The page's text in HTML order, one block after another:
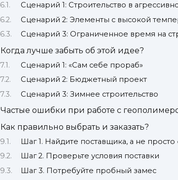
Сценарий 1: Строительство в
Сценарий 2: Элементы с высокой
Сценарий 3: Ограниченное время на
Когда лучше забыть об этой идее?
Сценарий 1: «Сам себе прораб»
Сценарий 2: Бюджетный проект
Сценарий 3: Зимнее строительство
Частые ошибки при работе с
Как правильно выбрать и заказать?
Шаг 1. Найдите поставщика, а не просто
Шаг 2. Проверьте условия поставки
Шаг 3. Потребуйте пробный замес